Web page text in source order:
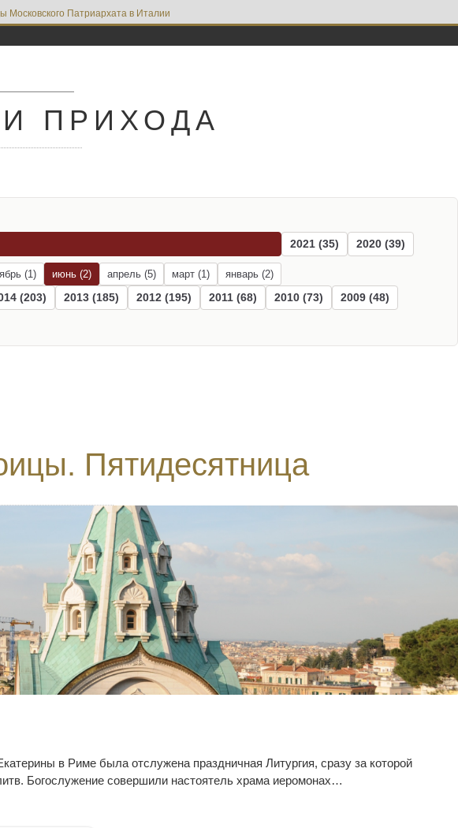
Московского Патриархата в Италии
ПРИХОДА
(1) июнь (2) апрель (5) март (1) январь (2)
2021 (35) 2020 (39)
(203) 2013 (185) 2012 (195) 2011 (68) 2010 (73)
2009 (48)
Пятидесятница
в Риме была отслужена праздничная Литургия, сразу за которой
Богослужение совершили настоятель храма иеромонах…